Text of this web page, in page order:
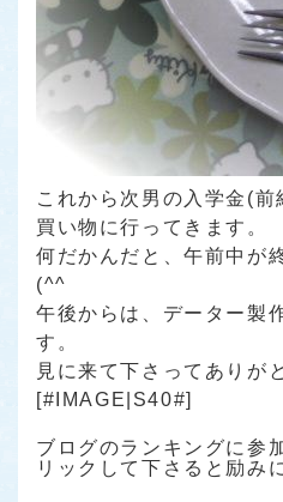
これから次男の入学金(前
買い物に行ってきます。
何だかんだと、午前中が
(^^ゞ
午後からは、データー製
す。
見に来て下さってありが
[#IMAGE|S40#]
ブログのランキングに参
リックして下さると励み